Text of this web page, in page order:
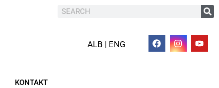
ALB | ENG
KONTAKT